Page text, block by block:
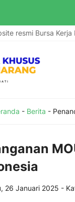
Bursa Kerja
- Berita -
26 Januari 2025 -